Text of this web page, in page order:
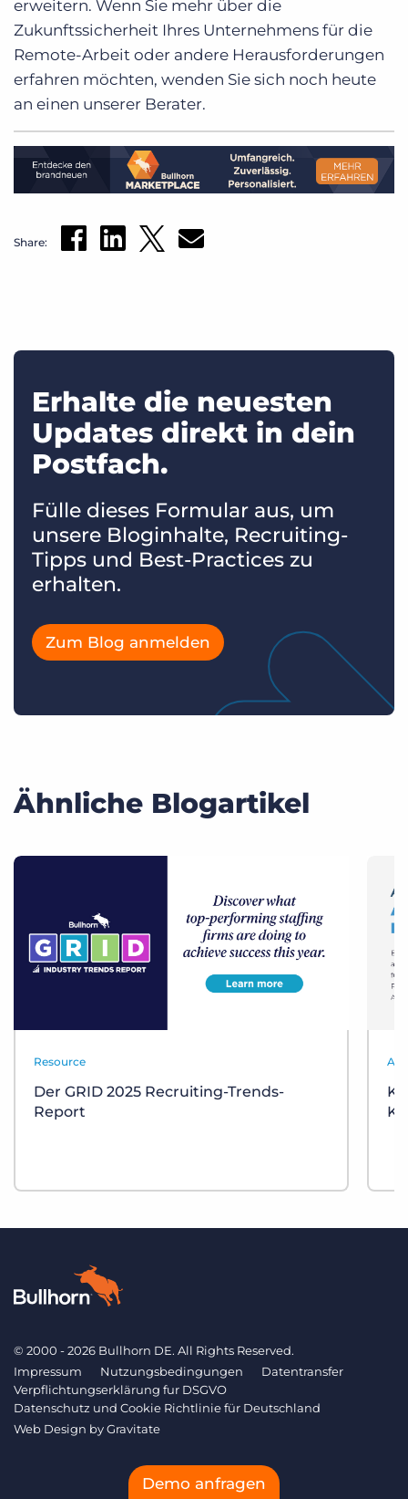
erweitern. Wenn Sie mehr über die
Zukunftssicherheit Ihres Unternehmens für die
Remote-Arbeit oder andere Herausforderungen
erfahren möchten, wenden Sie sich noch heute
an einen unserer Berater.
Share:
Erhalte die neuesten
Updates direkt in dein
Postfach.
Fülle dieses Formular aus, um
unsere Bloginhalte, Recruiting-
Tipps und Best-Practices zu
erhalten.
Zum Blog anmelden
Ähnliche Blogartikel
Resource
Der GRID 2025 Recruiting-Trends-
Report
KI
© 2000 - 2026 Bullhorn DE. All Rights Reserved.
Impressum
Nutzungsbedingungen
Datentransfer
Verpflichtungserklärung fur DSGVO
Datenschutz und Cookie Richtlinie für Deutschland
Web Design byGravitate
Demo anfragen